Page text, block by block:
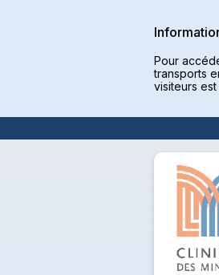
Pour
transports
visiteurs